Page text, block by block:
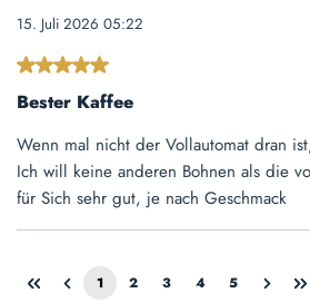
15. Juli 2026 05:22
Bewertung mit 5 von 5 Sternen
Bester Kaffee
Wenn mal nicht der Vollautomat dran
Ich will keine anderen Bohnen als die
für Sich sehr gut, je nach Geschmack
1
2
3
4
5